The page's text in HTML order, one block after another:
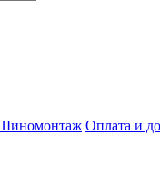
Оплата и